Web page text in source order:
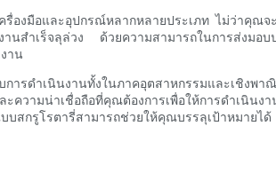
องมือและอุปกรณ์หลากหลายประเภท ไม่ว่าคุณ
นสำเร็จลุล่วง ด้วยความสามารถในการส่งม
าน
ารดำเนินงานทั้งในภาคอุตสาหกรรมและเชิ
วามน่าเชื่อถือที่คุณต้องการเพื่อให้การดำเนิน
สกรูโรตารี่สามารถช่วยให้คุณบรรลุเป้าหมาย